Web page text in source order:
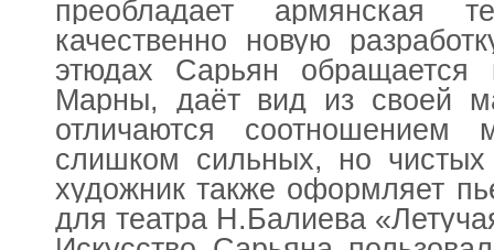
преобладает армянская
качественно новую
этюдах Сарьян
Марны, даёт вид из своей
отличаются соотношением
слишком сильных, но
художник также оформляет
для театра Н.Балиева